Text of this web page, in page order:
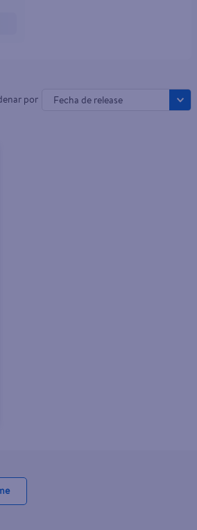
Fecha de release